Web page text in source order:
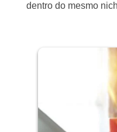
dentro do mesmo